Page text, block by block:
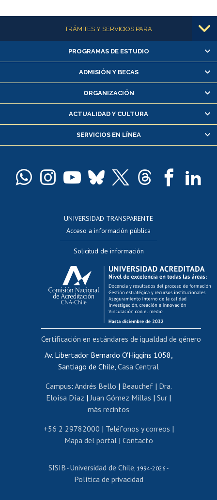
Más informaciónTRÁMITES Y SERVICIOS PARA
Alumnas/os y exalumnas/os
Matrícula en línea
Inscripción y cambio de asignaturas
Consulta y certificado de notas
Servicio médico y dental
Pago de arancel y crédito alumnos
Docentes
Evaluación docente
Calificación académica
Postulación al AUCAI
Funcionarias/os
Cursos internos de capacitación
Bienestar del personal
Portal de movilidad interna
Certificado de renta
Certificado de renta honorarios
Editar páginas blancas
Extranjeras/os
Revalidación y reconocimiento de títulos
Postulación al Programa de Movilidad Estudiantil
Cursos de español
PROGRAMAS DE ESTUDIO
ADMISIÓN Y BECAS
ORGANIZACIÓN
ACTUALIDAD Y CULTURA
SERVICIOS EN LÍNEA
UNIVERSIDAD TRANSPARENTE
Acceso a información pública
Solicitud de información
Av. Libertador Bernardo O'Higgins 1058,
Santiago de Chile, Casa Central
Campus: Andrés Bello | Beauchef| Dra.
Eloísa Díaz |Juan Gómez Millas | Sur |
más recintos
+56 2 29782000 | Teléfonos y correos |
Mapa del portal| Contacto
SISIB - Universidad de Chile, 1994-2026 -
Política de privacidad
Certificación en estándares de igualdad de género